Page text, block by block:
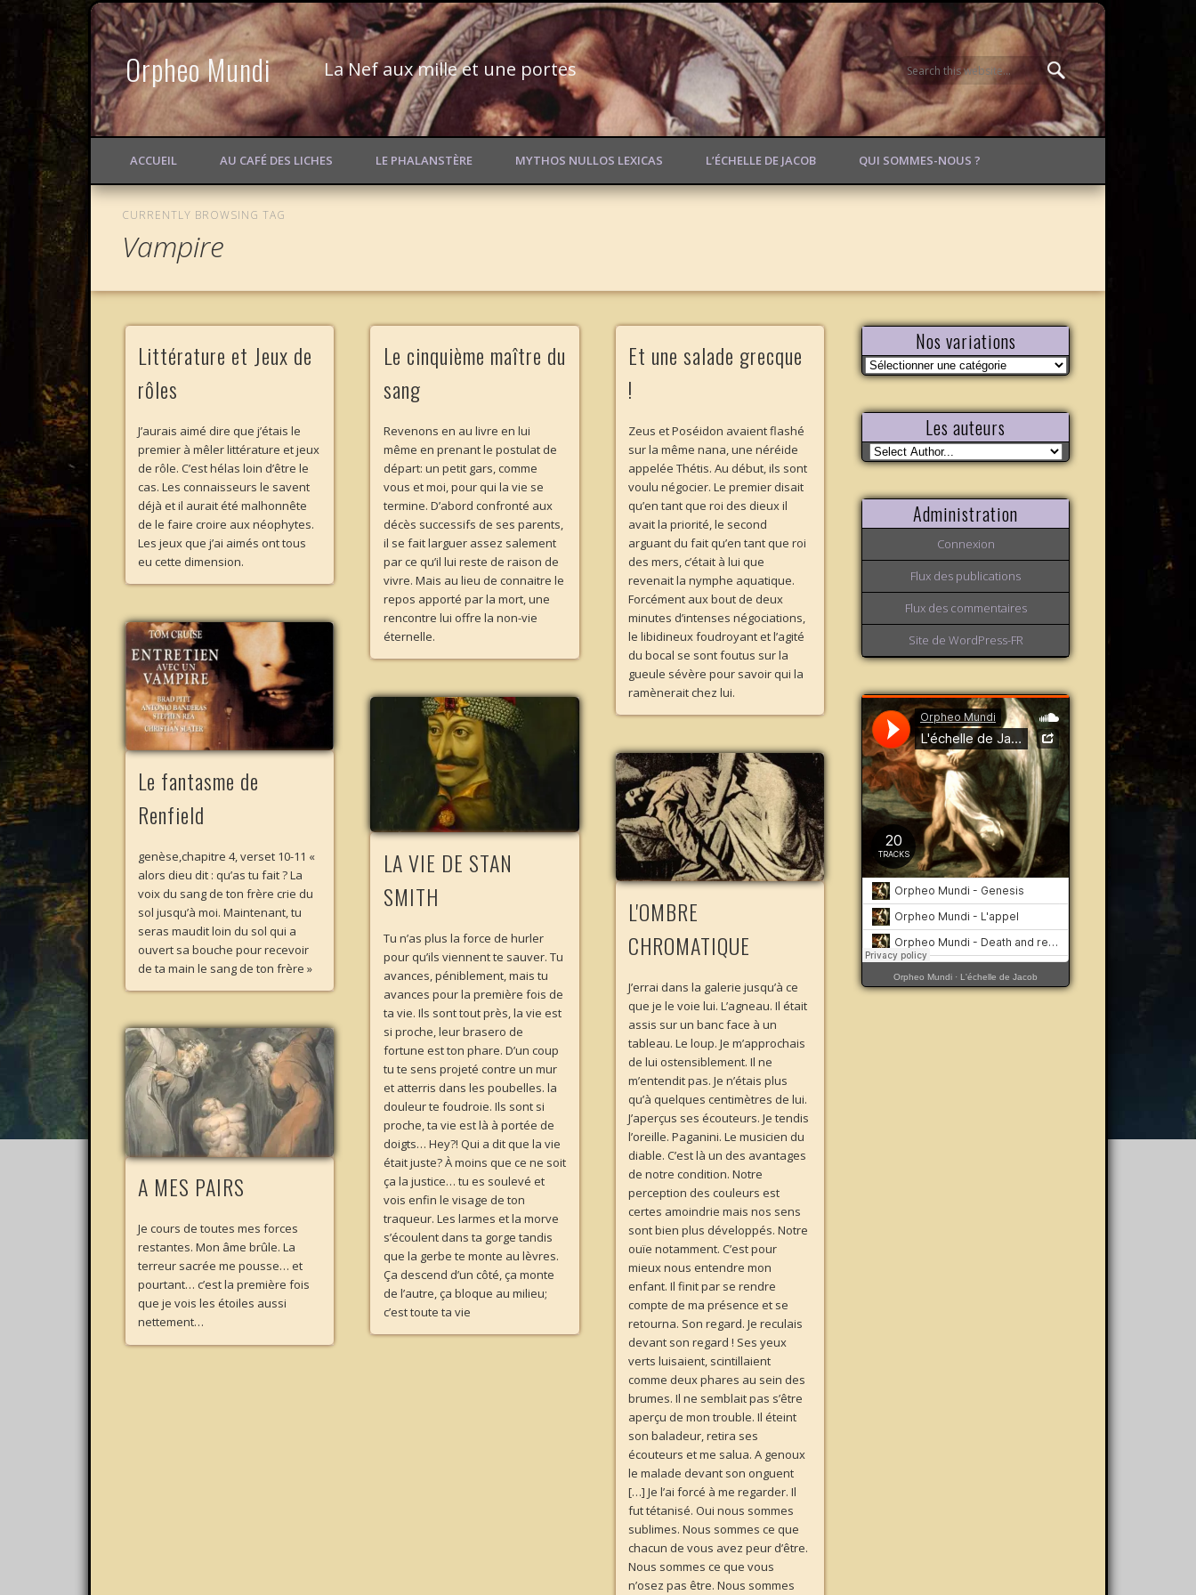
Orpheo Mundi La Nef aux mille et une portes
ACCUEIL AU CAFÉ DES LICHES LE PHALANSTÈRE MYTHOS NULLOS LEXICAS L’ÉCHELLE DE JACOB QUI SOMMES-NOUS ?
CURRENTLY BROWSING TAG
Vampire
Littérature et Jeux de
rôles
J’aurais aimé dire que j’étais le
premier à mêler littérature et jeux
de rôle. C’est hélas loin d’être le
cas. Les connaisseurs le savent
déjà et il aurait été malhonnête
de le faire croire aux néophytes.
Les jeux que j’ai aimés ont tous
eu cette dimension.
Le cinquième maître du
sang
Revenons en au livre en lui
même en prenant le postulat de
départ: un petit gars, comme
vous et moi, pour qui la vie se
termine. D’abord confronté aux
décès successifs de ses parents,
il se fait larguer assez salement
par ce qu’il lui reste de raison de
vivre. Mais au lieu de connaitre le
repos apporté par la mort, une
rencontre lui offre la non-vie
éternelle.
Et une salade grecque
!
Zeus et Poséidon avaient flashé
sur la même nana, une néréide
appelée Thétis. Au début, ils sont
voulu négocier. Le premier disait
qu’en tant que roi des dieux il
avait la priorité, le second
arguant du fait qu’en tant que roi
des mers, c’était à lui que
revenait la nymphe aquatique.
Forcément aux bout de deux
minutes d’intenses négociations,
le libidineux foudroyant et l’agité
du bocal se sont foutus sur la
gueule sévère pour savoir qui la
ramènerait chez lui.
Le fantasme de
Renfield
genèse,chapitre 4, verset 10-11 «
alors dieu dit : qu’as tu fait ? La
voix du sang de ton frère crie du
sol jusqu’à moi. Maintenant, tu
seras maudit loin du sol qui a
ouvert sa bouche pour recevoir
de ta main le sang de ton frère »
LA VIE DE STAN
SMITH
Tu n’as plus la force de hurler
pour qu’ils viennent te sauver. Tu
avances, péniblement, mais tu
avances pour la première fois de
ta vie. Ils sont tout près, la vie est
si proche, leur brasero de
fortune est ton phare. D’un coup
tu te sens projeté contre un mur
et atterris dans les poubelles. la
douleur te foudroie. Ils sont si
proche, ta vie est là à portée de
doigts… Hey?! Qui a dit que la vie
était juste? À moins que ce ne soit
ça la justice… tu es soulevé et
vois enfin le visage de ton
traqueur. Les larmes et la morve
s’écoulent dans ta gorge tandis
que la gerbe te monte au lèvres.
Ça descend d’un côté, ça monte
de l’autre, ça bloque au milieu;
c’est toute ta vie
L'OMBRE
CHROMATIQUE
J’errai dans la galerie jusqu’à ce
que je le voie lui. L’agneau. Il était
assis sur un banc face à un
tableau. Le loup. Je m’approchais
de lui ostensiblement. Il ne
m’entendit pas. Je n’étais plus
qu’à quelques centimètres de lui.
J’aperçus ses écouteurs. Je tendis
l’oreille. Paganini. Le musicien du
diable. C’est là un des avantages
de notre condition. Notre
perception des couleurs est
certes amoindrie mais nos sens
sont bien plus développés. Notre
ouïe notamment. C’est pour
mieux nous entendre mon
enfant. Il finit par se rendre
compte de ma présence et se
retourna. Son regard. Je reculais
devant son regard ! Ses yeux
verts luisaient, scintillaient
comme deux phares au sein des
brumes. Il ne semblait pas s’être
aperçu de mon trouble. Il éteint
son baladeur, retira ses
écouteurs et me salua. A genoux
le malade devant son onguent
[…] Je l’ai forcé à me regarder. Il
fut tétanisé. Oui nous sommes
sublimes. Nous sommes ce que
chacun de vous avez peur d’être.
Nous sommes ce que vous
n’osez pas être. Nous sommes
A MES PAIRS
Je cours de toutes mes forces
restantes. Mon âme brûle. La
terreur sacrée me pousse… et
pourtant… c’est la première fois
que je vois les étoiles aussi
nettement…
Nos variations
Nos
variations
Les auteurs
Administration
Connexion
Flux des publications
Flux des commentaires
Site de WordPress-FR
Orpheo Mundi · L'échelle de Jacob